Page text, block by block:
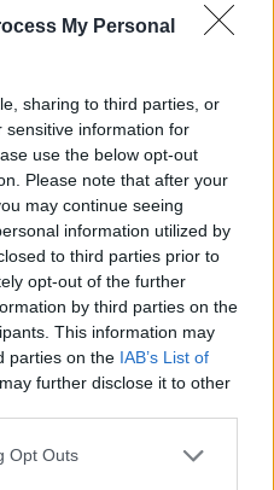
My Personal
sharing to third parties, or
sensitive information for
use the below opt-out
Please note that after your
may continue seeing
information utilized by
to third parties prior to
opt-out of the further
by third parties on the
This information may
parties on the IAB’s List of
further disclose it to other
Opt Outs
i